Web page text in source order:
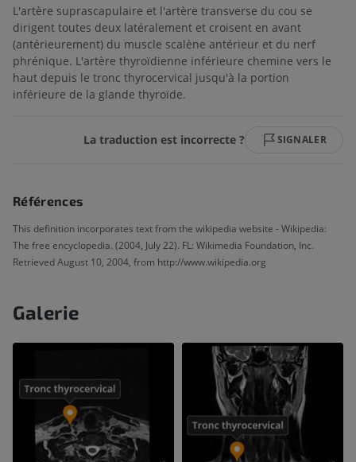
L'artère suprascapulaire et l'artère transverse du cou se
dirigent toutes deux latéralement et croisent en avant
(antérieurement) du muscle scalène antérieur et du nerf
phrénique. L'artère thyroïdienne inférieure chemine vers le
haut depuis le tronc thyrocervical jusqu'à la portion
inférieure de la glande thyroïde.
La traduction est incorrecte ? SIGNALER
Références
This definition incorporates text from the wikipedia website - Wikipedia:
The free encyclopedia. (2004, July 22). FL: Wikimedia Foundation, Inc.
Retrieved August 10, 2004, from http://www.wikipedia.org
Galerie